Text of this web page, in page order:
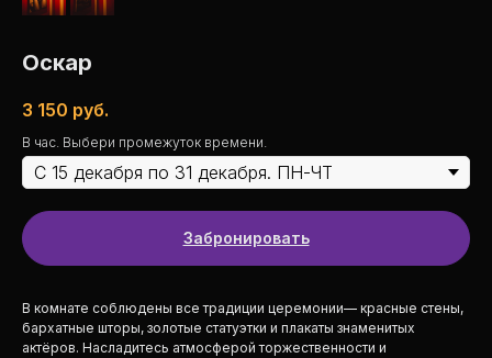
Оскар
3 150 руб.
В час. Выбери промежуток времени.
Забронировать
В комнате соблюдены все традиции церемонии— красные стены,
бархатные шторы, золотые статуэтки и плакаты знаменитых
актёров. Насладитесь атмосферой торжественности и